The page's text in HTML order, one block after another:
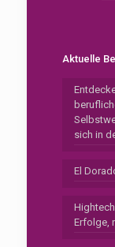
Aktuelle
sich in
El
Erfolge,